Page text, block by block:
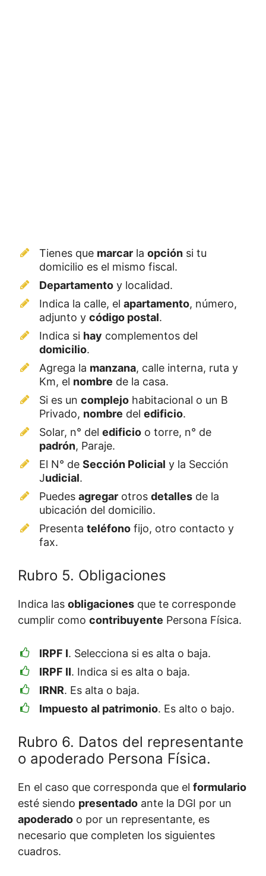
Tienes que marcar la opción si tu
domicilio es el mismo fiscal.
Departamento y localidad.
Indica la calle, el apartamento, número,
adjunto y código postal.
Indica si hay complementos del
domicilio.
Agrega la manzana, calle interna, ruta y
Km, el nombre de la casa.
Si es un complejo habitacional o un B
Privado, nombre del edificio.
Solar, n° del edificio o torre, n° de
padrón, Paraje.
El N° de Sección Policial y la Sección
Judicial.
Puedes agregar otros detalles de la
ubicación del domicilio.
Presenta teléfono fijo, otro contacto y
fax.
Rubro 5. Obligaciones
Indica las obligaciones que te corresponde
cumplir como contribuyente Persona Física.
IRPF I. Selecciona si es alta o baja.
IRPF II. Indica si es alta o baja.
IRNR. Es alta o baja.
Impuesto al patrimonio. Es alto o bajo.
Rubro 6. Datos del representante
o apoderado Persona Física.
En el caso que corresponda que el formulario
esté siendo presentado ante la DGI por un
apoderado o por un representante, es
necesario que completen los siguientes
cuadros.